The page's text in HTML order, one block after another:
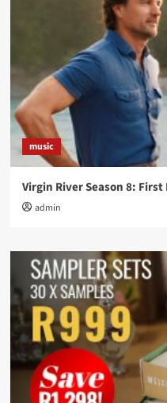
music
Virgin River Season 8:
admin